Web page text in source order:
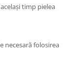
timp pielea
necesară folosirea